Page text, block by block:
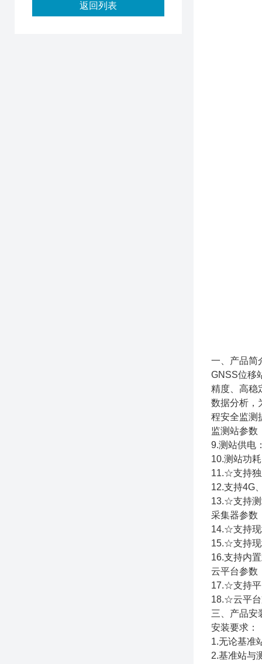
一、产品简
GNSS位移
精度、高稳
数据分析，
程安全监测
监测站参数
9.测站供电
10.测站功
11.☆支持独
12.支持4G
13.☆支持测
采集器参数
14.☆支持现
15.☆支持现
16.支持内
云平台参数
17.☆支持
18.☆云平台
三、产品安
安装要求：
1.无论基准
2.基准站与
返回列表